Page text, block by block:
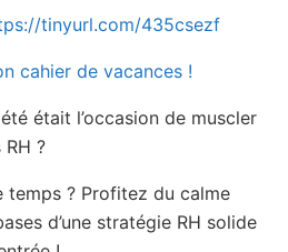
tinyurl.com/435csezf
cahier de vacances !
était l’occasion de muscler
?
temps ? Profitez du calme
d’une stratégie RH solide